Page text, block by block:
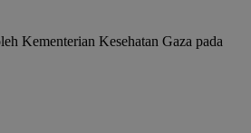
Kementerian Kesehatan Gaza pada